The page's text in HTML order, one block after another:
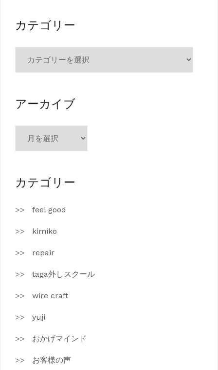
カテゴリー
ゴ
ー
アーカイブ
カ
ブ
カテゴリー
feel good
kimiko
repair
taga外しスクール
wire craft
yuji
おかげマインド
お客様の声